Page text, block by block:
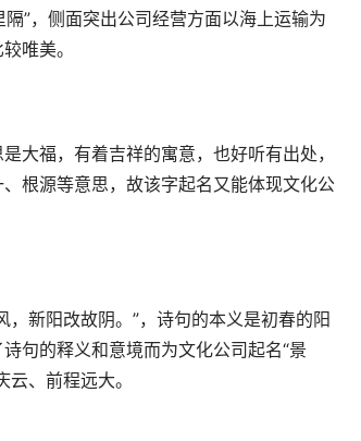
”，侧面突出公司经营方面以海上运输为
唯美。
大福，有着吉祥的寓意，也好听有出处，
根源等意思，故该字起名又能体现文化公
新阳改故阴。”，诗句的本义是初春的阳
句的释义和意境而为文化公司起名“景
、前程远大。